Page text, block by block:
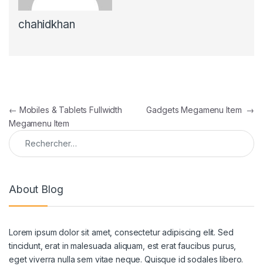
chahidkhan
Navigation de l’article
← Mobiles & Tablets Fullwidth
Megamenu Item
Gadgets Megamenu Item →
Rechercher :
About Blog
Lorem ipsum dolor sit amet, consectetur adipiscing elit. Sed
tincidunt, erat in malesuada aliquam, est erat faucibus purus,
eget viverra nulla sem vitae neque. Quisque id sodales libero.